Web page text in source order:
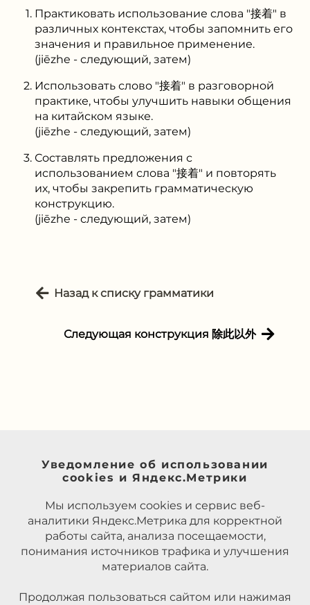
Практиковать использование слова "接着" в
различных контекстах, чтобы запомнить его
значения и правильное применение.
(jiēzhe - следующий, затем)
Использовать слово "接着" в разговорной
практике, чтобы улучшить навыки общения
на китайском языке.
(jiēzhe - следующий, затем)
Составлять предложения с
использованием слова "接着" и повторять
их, чтобы закрепить грамматическую
конструкцию.
(jiēzhe - следующий, затем)
Назад к списку грамматики
Следующая конструкция 除此以外
Уведомление об использовании
cookies и Яндекс.Метрики
Мы используем cookies и сервис веб-
аналитики Яндекс.Метрика для корректной
работы сайта, анализа посещаемости,
понимания источников трафика и улучшения
материалов сайта.
Продолжая пользоваться сайтом или нажимая